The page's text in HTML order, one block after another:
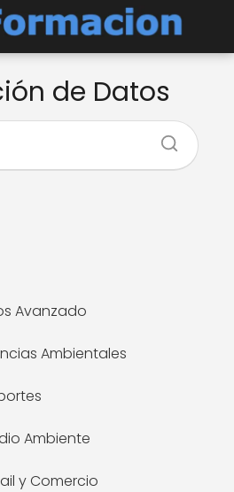
de Datos
Avanzado
Ambientales
Ambiente
y Comercio